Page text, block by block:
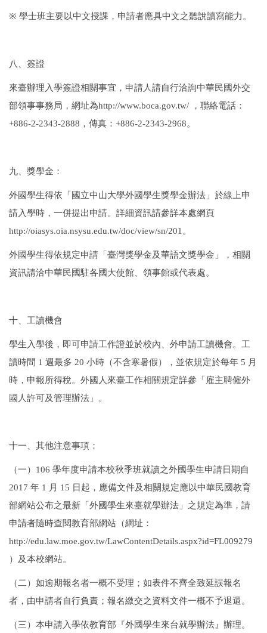
※ 學士班主要以中文授課，申請者應具中文之聽說讀寫能力。
八、簽證
來臺辦理入學簽證相關事宜，申請人請自行洽詢中華民國外交
部領事事務局，網址為http://www.boca.gov.tw/
，聯絡電話：
+886-2-2343-2888 ，傳真： +886-2-2343-2968。
九、獎學金：
外國學生得依「國立中山大學外國學生獎學金辦法」於線上申
請入學時，一併提出申請。詳細資訊請參詳本處網頁
http://oiasys.oia.nsysu.edu.tw/doc/view/sn/201 。
外國學生得依規定申請「臺灣獎學金及華語文獎學金」，相關
資訊請洽中華民國駐各國大使館、領事館或代表處。
十、工讀機會
學生入學後，即可申請工作證並於校內、外申請工讀機會。工
讀時間 1 週最多 20 小時（不含寒暑假），並依規定於每年 5 月
時，申報所得稅。外國人來臺工作相關規定詳參「雇主聘僱外
國人許可及管理辦法」。
十一、其他注意事項：
（一） 106 學年度申請本校秋季班就讀之外國學生申請日期自
2017 年 1 月 15 日起，應備文件及相關規定應以中華民國教育
部網站公布之最新「外國學生來臺就學辦法」之規定為準，請
申請者隨時查閱教育部網站（網址：
http://edu.law.moe.gov.tw/LawContentDetails.aspx?id=FL009279
）及本校網站。
（二）如逾期報名者一概不受理；如表件不齊全致延誤報名
者，由申請者自行負責；報名繳交之資料文件一概不予退還。
（三）本申請入學依教育部『外國學生來台就學辦法』辦理。